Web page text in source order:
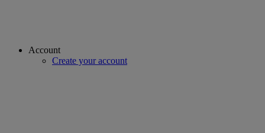
Account
Create your account